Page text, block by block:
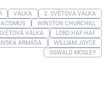
VÁLKA
2. SVĚTOVÁ VÁLKA
WINSTON CHURCHILL
VÁLKA
LORD HAF-HAF
ARMÁDA
WILLIAM JOYCE
OSWALD MOSLEY